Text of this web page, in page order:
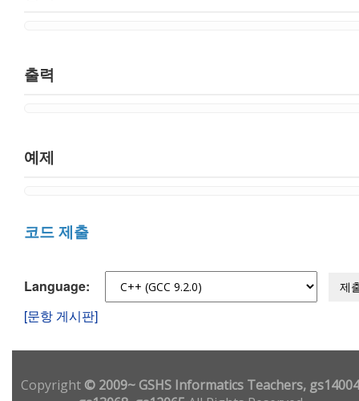
출력
예제
코드 제출
Language: 제
[문항 게시판]
Copyright© 2009~ GSHS Informatics Teachers,